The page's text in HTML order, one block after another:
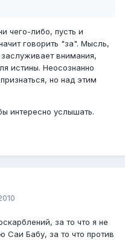
чего-либо, пусть и
говорить "за". Мысль,
внимания,
истины. Неосознанно
но над этим
интересно услышать.
за то что я не
Саи Бабу, за то что против